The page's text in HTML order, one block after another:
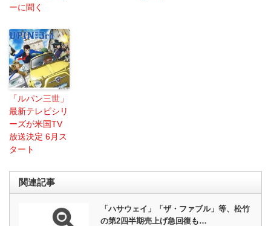
ーに聞く
「ルパン三世」
最新テレビシリ
ーズが米国TV
放送決定 6月ス
タート
関連記事
「ハサウェイ」「ザ・ファブル」等、松竹
の第2四半期売上げ急回復も…